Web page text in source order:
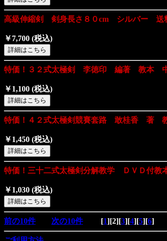
高級伸縮剣 剣身長さ８０cm シルバー 送
￥7,700 (税込)
特価！３２式太極剣 李徳印 編著 教本
￥1,100 (税込)
特価！４２式太極剣競賽套路 敢桂香 著
￥1,450 (税込)
特価！三十二式太極剣分解教学 ＤＶＤ付
￥1,030 (税込)
前の10件 次の10件[1][2][3][4][5][6]